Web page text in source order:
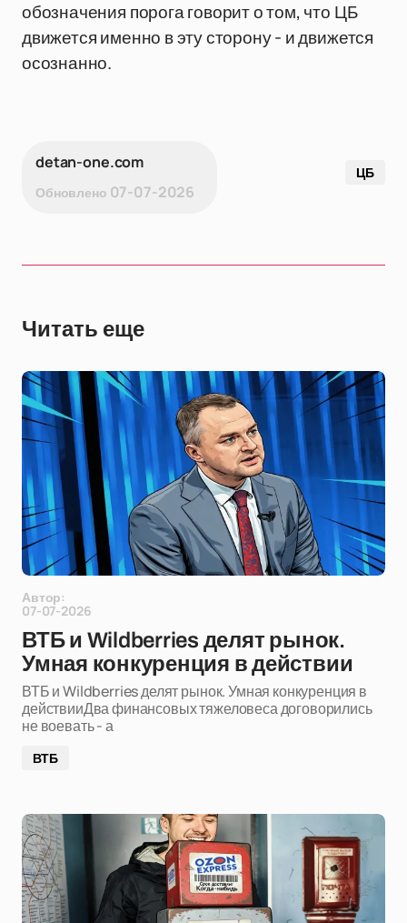
обозначения порога говорит о том, что ЦБ
движется именно в эту сторону - и движется
осознанно.
detan-one.com
Обновлено 07-07-2026
ЦБ
Читать еще
Автор:
07-07-2026
ВТБ и Wildberries делят рынок.
Умная конкуренция в действии
ВТБ и Wildberries делят рынок. Умная конкуренция в
действииДва финансовых тяжеловеса договорились
не воевать - а
ВТБ